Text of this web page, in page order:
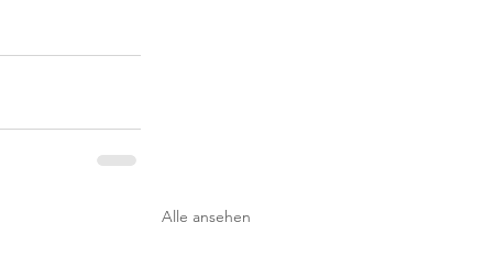
Alle ansehen